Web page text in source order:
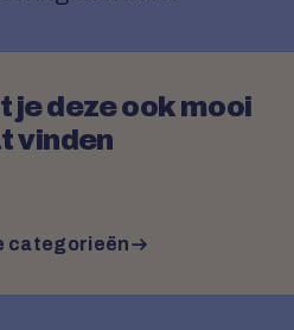
je deze ook mooi
vinden
categorieën